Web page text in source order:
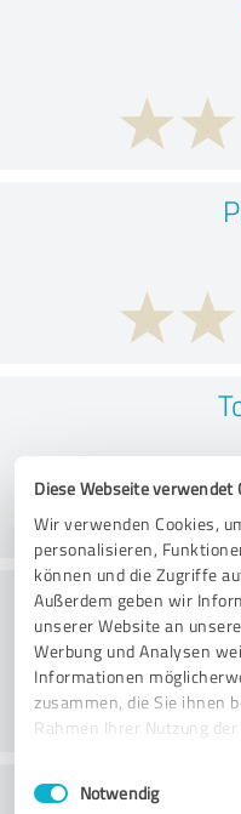
Diese Webseite verwendet
Wir verwenden Cookies,
personalisieren,
können und die Zugriffe
Außerdem geben wir
unserer Website an
Werbung und Analysen
Informationen
zusammen, die Sie ihnen
Rahmen Ihrer Nutzung
Impressum
Einwilligungsauswahl
Notwendig